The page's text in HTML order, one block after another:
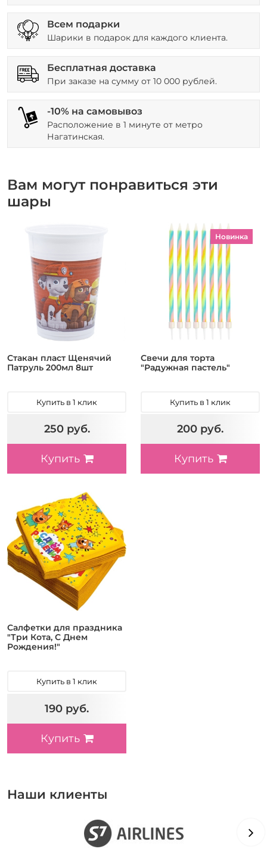
Всем подарки
Шарики в подарок для каждого клиента.
Бесплатная доставка
При заказе на сумму от 10 000 рублей.
-10% на самовывоз
Расположение в 1 минуте от метро
Нагатинская.
Вам могут понравиться эти
шары
Стакан пласт Щенячий
Патруль 200мл 8шт
Купить в 1 клик
250 руб.
Купить
Новинка
Свечи для торта
"Радужная пастель"
Купить в 1 клик
200 руб.
Купить
Салфетки для праздника
"Три Кота, С Днем
Рождения!"
Купить в 1 клик
190 руб.
Купить
Наши клиенты